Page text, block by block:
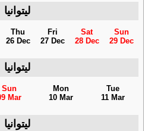
ليتوانيا
Thu
26 Dec
Fri
27 Dec
Sat
28 Dec
Sun
29 Dec
ليتوانيا
Sun
Mar
Mon
10 Mar
Tue
11 Mar
ليتوانيا